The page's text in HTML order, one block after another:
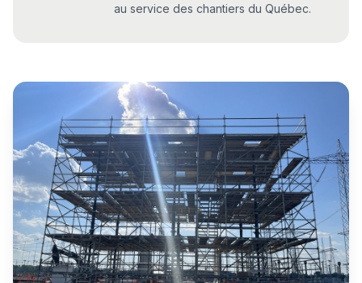
au service des chantiers du Québec.